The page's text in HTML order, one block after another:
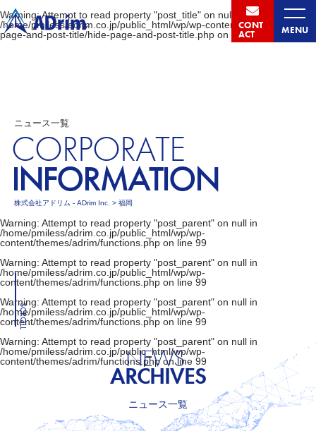
Warning: Attempt to read property "post_title" on null in
/home/pmiless/adrim.co.jp/public_html/wp/wp-content/plugins/hide-
page-and-post-title/hide-page-and-post-title.php on line90
CONT
ACT MENU
ニュース一覧
CORPORATE
INFORMATION
株式会社アドリム - ADrim Inc. > 福岡
SCROLL
Warning: Attempt to read property "post_parent" on null in
/home/pmiless/adrim.co.jp/public_html/wp/wp-
content/themes/adrim/functions.php on line 99
Warning: Attempt to read property "post_parent" on null in
/home/pmiless/adrim.co.jp/public_html/wp/wp-
content/themes/adrim/functions.php on line 99
Warning: Attempt to read property "post_parent" on null in
/home/pmiless/adrim.co.jp/public_html/wp/wp-
content/themes/adrim/functions.php on line 99
Warning: Attempt to read property "post_parent" on null in
/home/pmiless/adrim.co.jp/public_html/wp/wp-
content/themes/adrim/functions.phpon line 99
NEWS
ARCHIVES
ニュース一覧